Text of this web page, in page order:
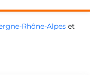
Rhône-Alpes et